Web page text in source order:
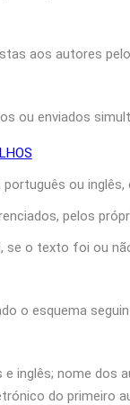
aos autores
ou enviados
ou
pelos
se o texto foi ou
o esquema
inglês; nome
do primeiro